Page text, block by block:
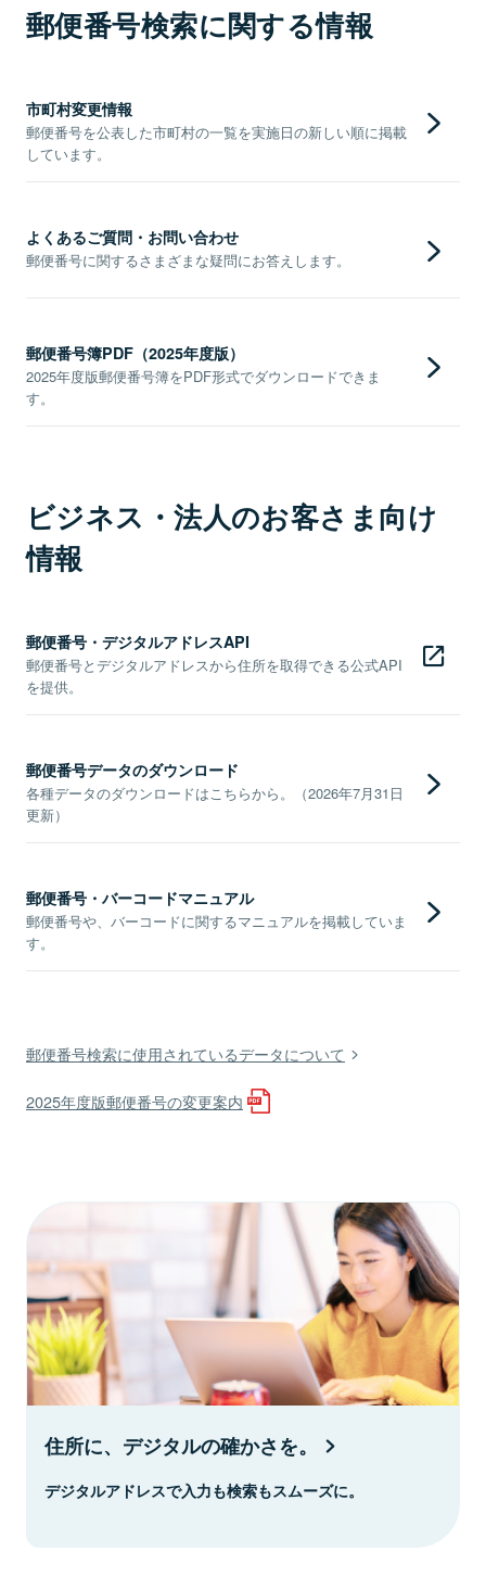
郵便番号検索に関する情報
市町村変更情報
郵便番号を公表した市町村の一覧を実施日の新しい順に掲載
しています。
よくあるご質問・お問い合わせ
郵便番号に関するさまざまな疑問にお答えします。
郵便番号簿PDF（2025年度版）
2025年度版郵便番号簿をPDF形式でダウンロードできま
す。
ビジネス・法人のお客さま向け
情報
郵便番号・デジタルアドレスAPI
郵便番号とデジタルアドレスから住所を取得できる公式API
を提供。
郵便番号データのダウンロード
各種データのダウンロードはこちらから。（2026年7月31日
更新）
郵便番号・バーコードマニュアル
郵便番号や、バーコードに関するマニュアルを掲載していま
す。
郵便番号検索に使用されているデータについて
2025年度版郵便番号の変更案内
住所に、デジタルの確かさを。
デジタルアドレスで入力も検索もスムーズに。